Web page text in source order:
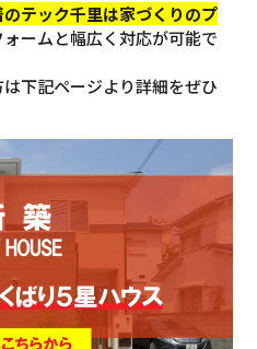
テック千里は家づくりのプ
ームと幅広く対応が可能で
下記ページより詳細をぜひ